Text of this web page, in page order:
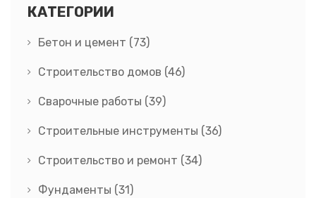
КАТЕГОРИИ
Бетон и цемент (73)
Строительство домов (46)
Сварочные работы (39)
Строительные инструменты (36)
Строительство и ремонт (34)
Фундаменты (31)